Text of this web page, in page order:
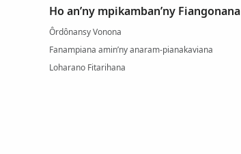
Ho an’ny mpikamban’ny Fiangonana
Ôrdônansy Vonona
Fanampiana amin’ny anaram-pianakaviana
Loharano Fitarihana